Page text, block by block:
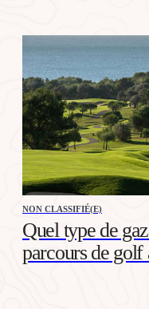
NON CLASSIFIÉ(E)
Quel type de
parcours de